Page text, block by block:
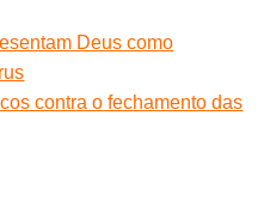
Deus como
contra o fechamento das